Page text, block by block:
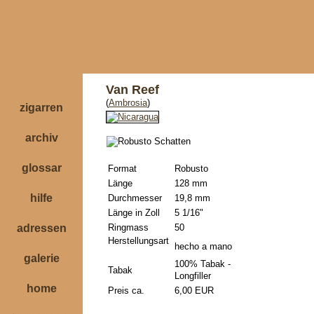
zigarren
archiv
glossar
hilfe
adressen
galerie
home
Van Reef
(Ambrosia)
Format
Robusto
Länge
128 mm
Durchmesser
19,8 mm
Länge in Zoll
5 1/16"
Ringmass
50
Herstellungsart
hecho a mano
Tabak
100% Tabak -
Longfiller
Preis ca.
6,00 EUR